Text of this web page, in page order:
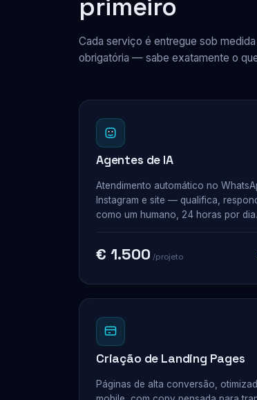
primeiro
Cada serviço é entregue sob
obrigatória — sabe exatamente o
Agentes de IA
Atendimento automático no
Instagram e site — qualifica,
como um humano, 24 horas por dia.
€ 1.500 /projeto
Criação de Landing Pages
Páginas de alta conversão,